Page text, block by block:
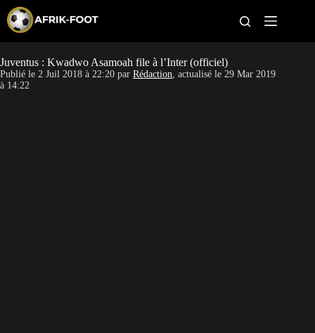
p
t
o
c
CAN féminine
Juventus : Kwadwo Asamoah file à l’Inter (officiel)
Publié le 2 Juil 2018 à 22:20 par Rédaction, actualisé le 29 Mar 2019
à 14:22